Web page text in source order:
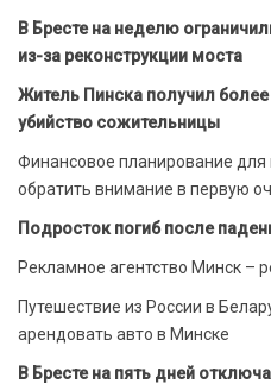
В Бресте на неделю
из-за реконструкции моста
Житель Пинска получил
убийство сожительницы
Финансовое планирование для
обратить внимание в первую
Подросток погиб после
Рекламное агентство Минск –
Путешествие из России в
арендовать авто в Минске
В Бресте на пять дней